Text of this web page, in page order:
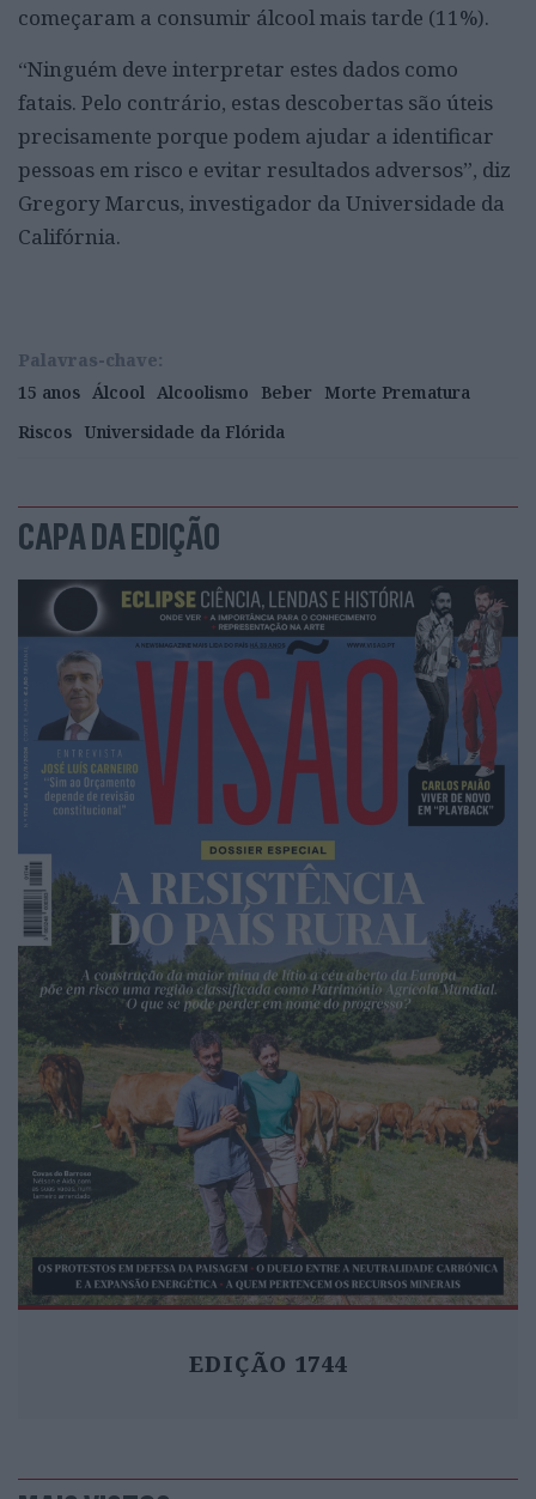
começaram a consumir álcool mais tarde (11%).
“Ninguém deve interpretar estes dados como
fatais. Pelo contrário, estas descobertas são úteis
precisamente porque podem ajudar a identificar
pessoas em risco e evitar resultados adversos”, diz
Gregory Marcus, investigador da Universidade da
Califórnia.
Palavras-chave:
15 anos Álcool Alcoolismo Beber
Morte Prematura
Riscos Universidade da Flórida
CAPA DA EDIÇÃO
EDIÇÃO 1744